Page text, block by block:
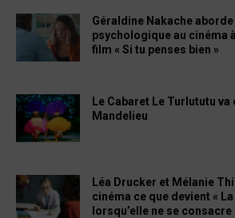
Géraldine Nakache aborde
psychologique au cinéma
film « Si tu penses bien »
Le Cabaret Le Turlututu
Mandelieu
Léa Drucker et Mélanie
cinéma ce que devient «
lorsqu’elle ne se consacre